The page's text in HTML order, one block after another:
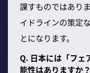
課すものではあり
イドラインの策定
とになります。
Q. 日本には「フェ
能性はありますか？